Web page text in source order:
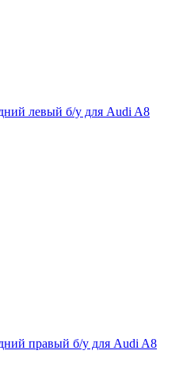
левый б/у для Audi A8
правый б/у для Audi A8